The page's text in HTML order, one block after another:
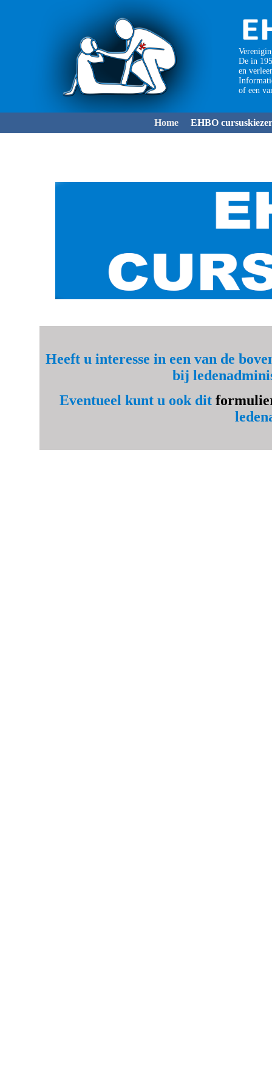
De in
en
of een
Home EHBO cursuskiezer
Heeft u interesse in een van de
bij
Eventueel kunt u ook dit